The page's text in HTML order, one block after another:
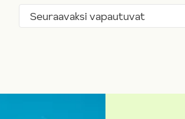
Seuraavaksi vapautuvat